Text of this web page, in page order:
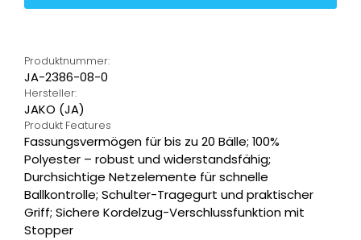
Produktnummer:
JA-2386-08-0
Hersteller:
JAKO (JA)
Produkt Features
Fassungsvermögen für bis zu 20 Bälle; 100%
Polyester – robust und widerstandsfähig;
Durchsichtige Netzelemente für schnelle
Ballkontrolle; Schulter-Tragegurt und praktischer
Griff; Sichere Kordelzug-Verschlussfunktion mit
Stopper